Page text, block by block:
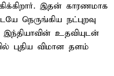
இதன் காரணமாக
நெருங்கிய நட்புறவு
இந்தியாவின் உதவியுடன்
புதிய விமான தளம்